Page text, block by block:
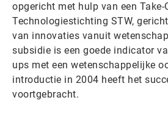
opgericht met hulp van een Take-
Technologiestichting STW,
van innovaties vanuit
subsidie is een goede indicator
ups met een wetenschappelijke
introductie in 2004 heeft het
voortgebracht.